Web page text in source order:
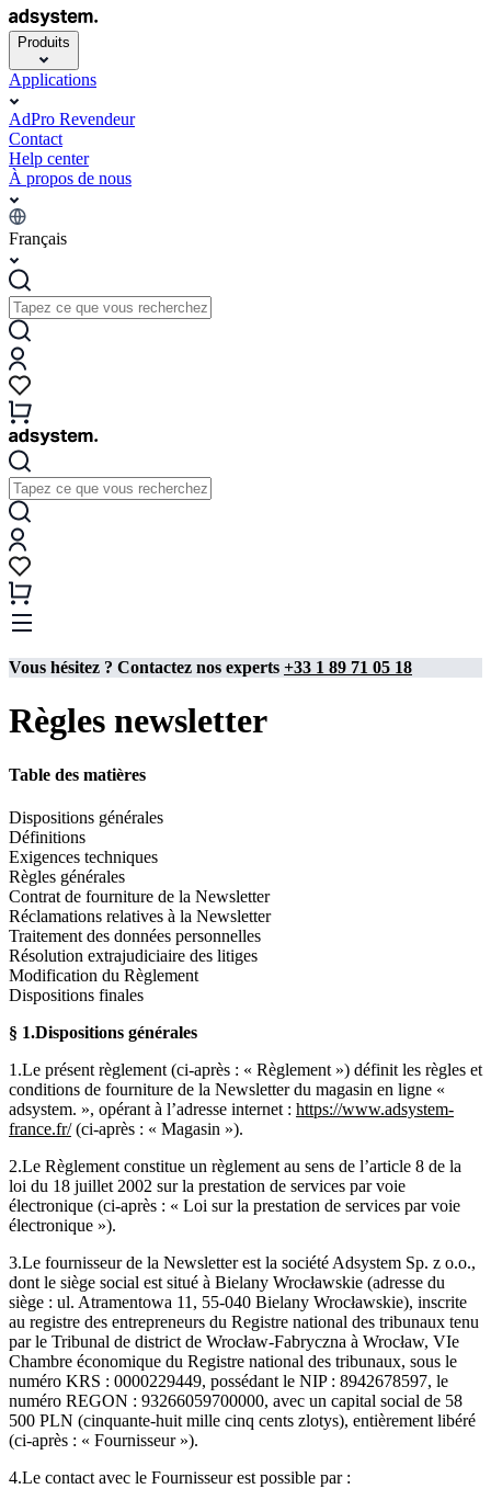
Produits
Applications
AdPro Revendeur
Contact
Help center
À propos de nous
Français
Vous hésitez ? Contactez nos experts +33 1 89 71 05 18
Règles newsletter
Table des matières
Dispositions générales
Définitions
Exigences techniques
Règles générales
Contrat de fourniture de la Newsletter
Réclamations relatives à la Newsletter
Traitement des données personnelles
Résolution extrajudiciaire des litiges
Modification du Règlement
Dispositions finales
§ 1.Dispositions générales
1.Le présent règlement (ci-après : « Règlement ») définit les règles et
conditions de fourniture de la Newsletter du magasin en ligne «
adsystem. », opérant à l’adresse internet : https://www.adsystem-
france.fr/(ci-après : « Magasin »).
2.Le Règlement constitue un règlement au sens de l’article 8 de la
loi du 18 juillet 2002 sur la prestation de services par voie
électronique (ci-après : « Loi sur la prestation de services par voie
électronique »).
3.Le fournisseur de la Newsletter est la société Adsystem Sp. z o.o.,
dont le siège social est situé à Bielany Wrocławskie (adresse du
siège : ul. Atramentowa 11, 55-040 Bielany Wrocławskie), inscrite
au registre des entrepreneurs du Registre national des tribunaux tenu
par le Tribunal de district de Wrocław-Fabryczna à Wrocław, VIe
Chambre économique du Registre national des tribunaux, sous le
numéro KRS : 0000229449, possédant le NIP : 8942678597, le
numéro REGON : 93266059700000, avec un capital social de 58
500 PLN (cinquante-huit mille cinq cents zlotys), entièrement libéré
(ci-après : « Fournisseur »).
4.Le contact avec le Fournisseur est possible par :